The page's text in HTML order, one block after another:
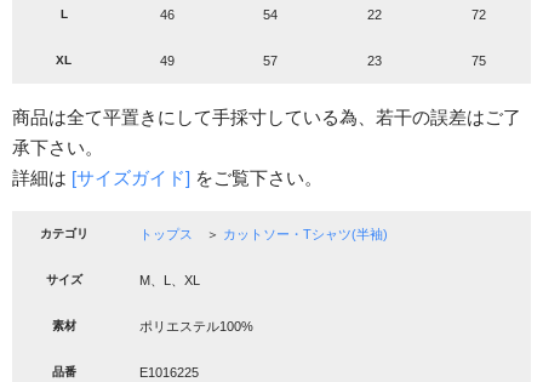
L 46 54 22 72
XL 49 57 23 75
商品は全て平置きにして手採寸している為、若干の誤差はご了
承下さい。
詳細は [サイズガイド] をご覧下さい。
カテゴリ トップス ＞ カットソー・Tシャツ(半袖)
サイズ M、L、XL
素材 ポリエステル100%
品番 E1016225